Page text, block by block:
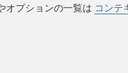
オプションの一覧は コンテ